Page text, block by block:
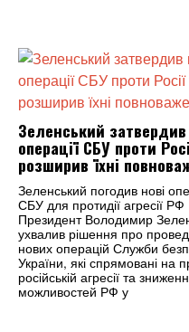
Зеленський затвердив
операції СБУ проти
розширив їхні
Зеленський погодив нові
СБУ для протидії агресії РФ
Президент Володимир
ухвалив рішення про
нових операцій Служби
України, які спрямовані на
російській агресії та
можливостей РФ у